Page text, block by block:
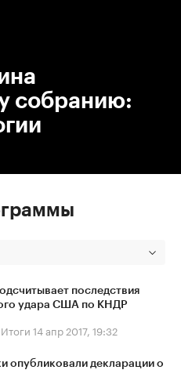
собранию:
последствия
удара США по КНДР
14 апр 2017, 19:32
опубликовали декларации о